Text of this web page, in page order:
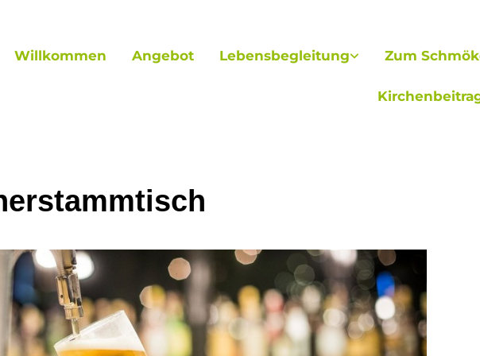
Willkommen Angebot Lebensbegleitung Zum